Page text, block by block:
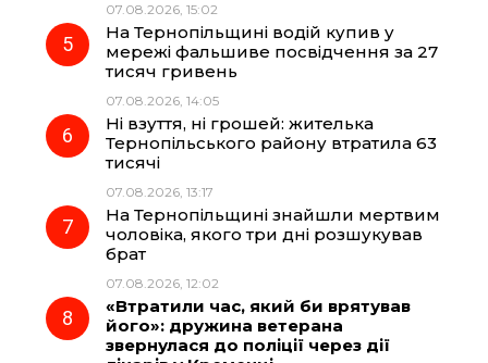
07.08.2026, 15:02
На Тернопільщині водій купив у
мережі фальшиве посвідчення за 27
тисяч гривень
07.08.2026, 14:05
Ні взуття, ні грошей: жителька
Тернопільського району втратила 63
тисячі
07.08.2026, 13:17
На Тернопільщині знайшли мертвим
чоловіка, якого три дні розшукував
брат
07.08.2026, 12:02
«Втратили час, який би врятував
його»: дружина ветерана
звернулася до поліції через дії